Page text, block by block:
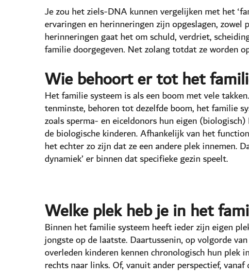
Je zou het ziels-DNA kunnen vergelijken met het
ervaringen en herinneringen zijn opgeslagen,
herinneringen gaat het om schuld, verdriet,
familie doorgegeven. Net zolang totdat ze worden
Wie behoort er tot het
Het familie systeem is als een boom met vele
tenminste, behoren tot dezelfde boom, het familie
zoals sperma- en eiceldonors hun eigen
de biologische kinderen. Afhankelijk van het
het echter zo zijn dat ze een andere plek innemen.
dynamiek’ er binnen dat specifieke gezin speelt.
Welke plek heb je in het
Binnen het familie systeem heeft ieder zijn eigen
jongste op de laatste. Daartussenin, op volgorde
overleden kinderen kennen chronologisch hun plek
rechts naar links. Of, vanuit ander perspectief, vanaf